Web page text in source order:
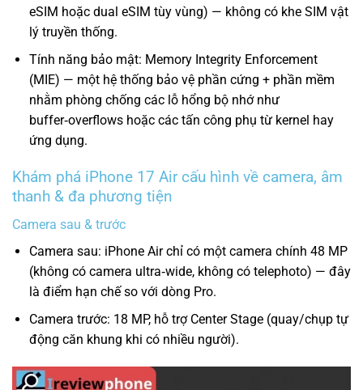
eSIM hoặc dual eSIM tùy vùng) — không có khe SIM vật
lý truyền thống.
Tính năng bảo mật: Memory Integrity Enforcement
(MIE) — một hệ thống bảo vệ phần cứng + phần mềm
nhằm phòng chống các lỗ hổng bộ nhớ như
buffer‑overflows hoặc các tấn công phụ từ kernel hay
ứng dụng.
Khám phá iPhone 17 Air cấu hình về camera, âm
thanh & đa phương tiện
Camera sau & trước
Camera sau: iPhone Air chỉ có một camera chính 48 MP
(không có camera ultra‑wide, không có telephoto) — đây
là điểm hạn chế so với dòng Pro.
Camera trước: 18 MP, hỗ trợ Center Stage (quay/chụp tự
động căn khung khi có nhiều người).